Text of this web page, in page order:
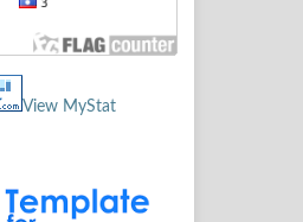
View MyStat